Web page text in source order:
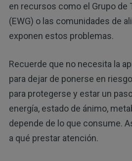
en recursos como el Grupo de
(EWG) o las comunidades de
exponen estos problemas.
Recuerde que no necesita la
para dejar de ponerse en
para protegerse y estar un
energía, estado de ánimo,
depende de lo que consume.
a qué prestar atención.